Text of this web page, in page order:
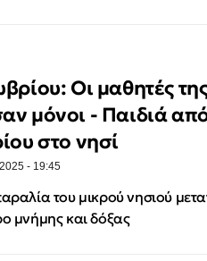
Οι μαθητές
μόνοι - Παιδιά
στο νησί
- 19:45
του μικρού νησιού
μνήμης και δόξας